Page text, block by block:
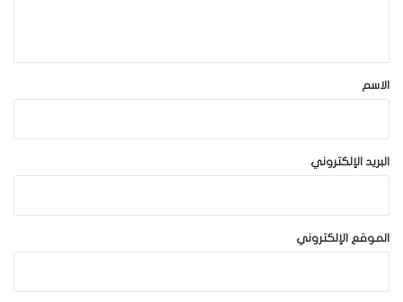
*الاسم
البريد الإلكتروني
الموقع الإلكتروني